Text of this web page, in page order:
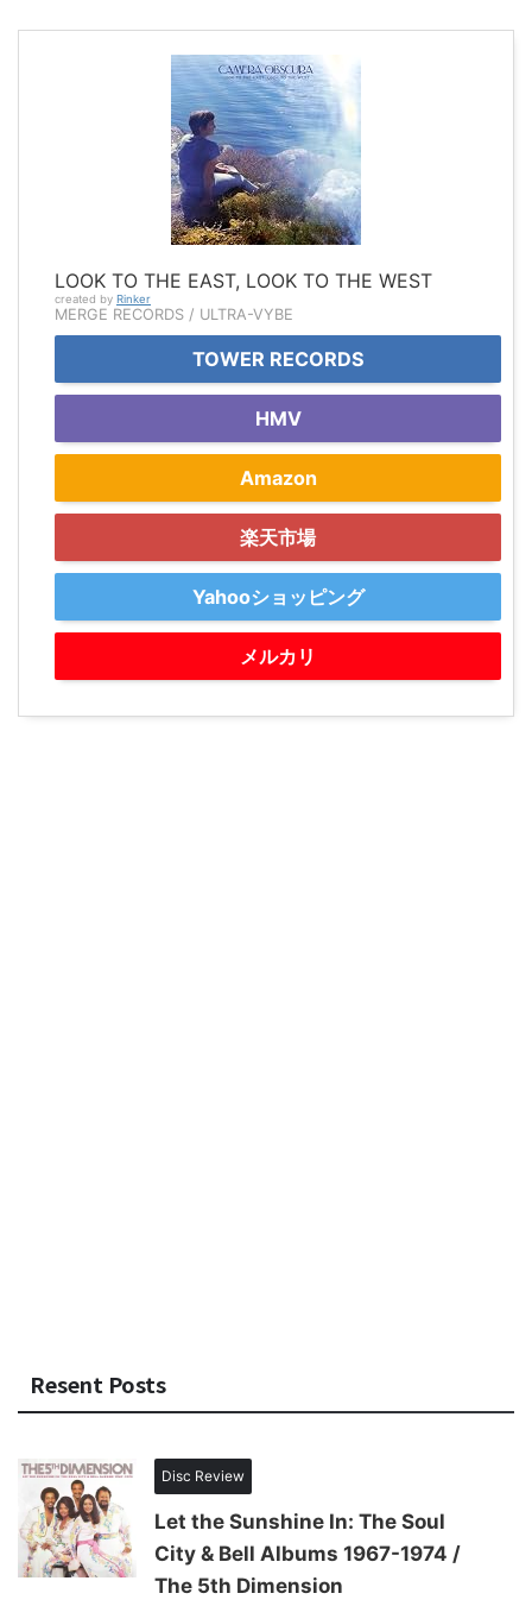
LOOK TO THE EAST, LOOK TO THE WEST
created by Rinker
MERGE RECORDS / ULTRA-VYBE
TOWER RECORDS
HMV
Amazon
楽天市場
Yahooショッピング
メルカリ
Resent Posts
Disc Review
Let the Sunshine In: The Soul
City & Bell Albums 1967-1974 /
The 5th Dimension